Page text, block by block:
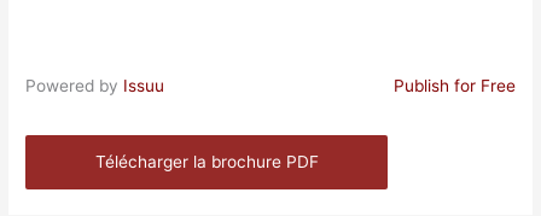
Powered by Issuu Publish for Free
Télécharger la brochure PDF